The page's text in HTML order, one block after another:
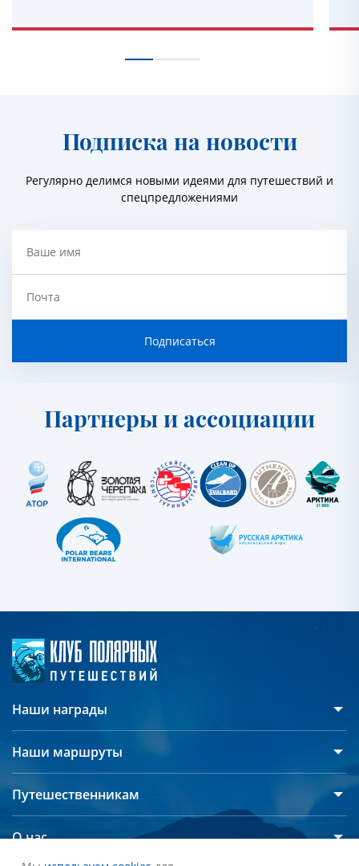
Подписка на новости
Регулярно делимся новыми идеями для путешествий и
спецпредложениями
Ваше имя
Почта
Подписаться
Партнеры и ассоциации
Наши награды
Наши маршруты
Арктика
Путешественникам
О нас